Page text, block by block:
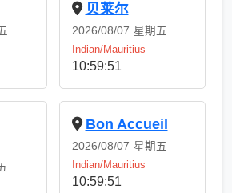
贝莱尔
2026/08/07 星期五
Indian/Mauritius
10:59:51
Bon Accueil
2026/08/07 星期五
Indian/Mauritius
10:59:51